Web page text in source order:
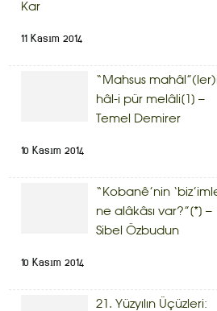
Kar
11 Kasım 2014
“Mahsus
hâl-i pür melâli[1] –
Temel Demirer
10 Kasım 2014
“Kobanê’nin
ne alâkâsı var?”[*] –
Sibel Özbudun
10 Kasım 2014
21. Yüzyılın Üçüzleri: